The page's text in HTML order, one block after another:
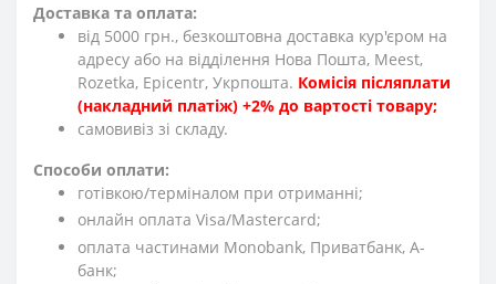
Доставка та оплата:
від 5000 грн., безкоштовна доставка кур'єром на
адресу або на відділення Нова Пошта, Meest,
Rozetka, Epicentr, Укрпошта. Комісія післяплати
(накладний платіж) +2% до вартості товару;
cамовивіз зі складу.
Способи оплати:
готівкою/терміналом при отриманні;
онлайн оплата Visa/Mastercard;
оплата частинами Monobank, Приватбанк, А-
банк;